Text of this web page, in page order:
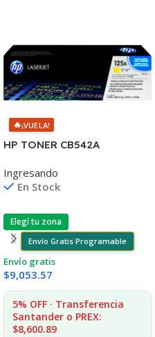
🔥¡VUELA!
HP TONER CB542A
1215/1515/1510/1312
Ingresando
En Stock
Elegí tu zona
Envío Gratis Programable
Envío gratis
$9,053.57
5% OFF · Transferencia
Santander o PREX:
$8,600.89